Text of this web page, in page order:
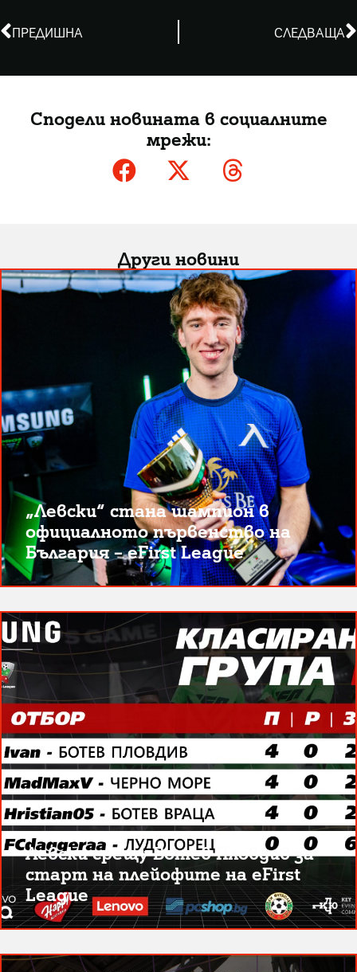
ПРЕДИШНА СЛЕДВАЩА
Сподели новината в социалните
мрежи:
Други новини
„Левски“ стана шампион в
официалното първенство на
България – eFirst League
Левски срещу Ботев Пловдив за
старт на плейофите на eFirst
League